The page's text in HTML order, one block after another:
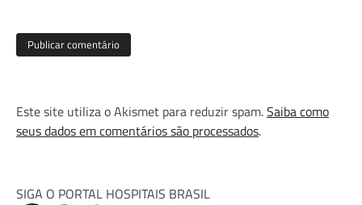
Este site utiliza o Akismet para reduzir spam.Saiba como
seus dados em comentários são processados.
SIGA O PORTAL HOSPITAIS BRASIL